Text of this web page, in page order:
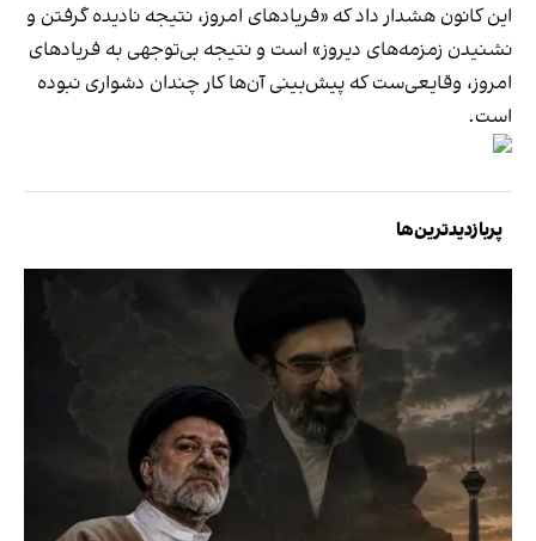
این کانون هشدار داد که «فریادهای امروز، نتیجه نادیده گرفتن و
نشنیدن زمزمه‌های دیروز» است و نتیجه بی‌توجهی به فریادهای
امروز، وقایعی‌ست که پیش‌بینی آن‌ها کار چندان دشواری نبوده
است.
پربازدیدترین‌ها